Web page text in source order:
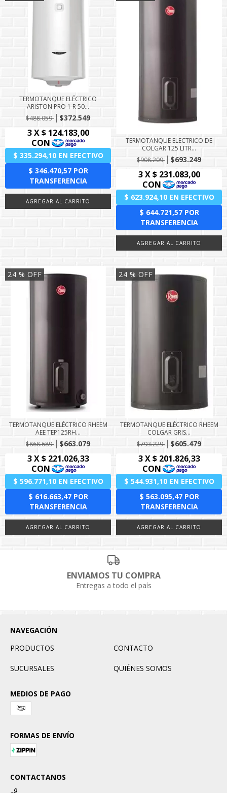
TERMOTANQUE ELÉCTRICO
ARISTON PRO 1 R 50...
$488.059
$372.549
TERMOTANQUE ELECTRICO DE
COLGAR 125 LITR...
$908.209
$693.249
24 % OFF
TERMOTANQUE ELÉCTRICO RHEEM
AEE TEP125RH...
$868.689
$663.079
24 % OFF
TERMOTANQUE ELÉCTRICO RHEEM
COLGAR GRIS...
$793.229
$605.479
ENVIAMOS TU COMPRA
Entregas a todo el país
NAVEGACIÓN
PRODUCTOS
CONTACTO
SUCURSALES QUIÉNES SOMOS
MEDIOS DE PAGO
FORMAS DE ENVÍO
CONTACTANOS